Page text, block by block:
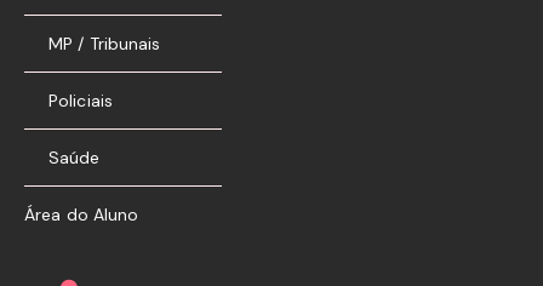
MP / Tribunais
Policiais
Saúde
Área do Aluno